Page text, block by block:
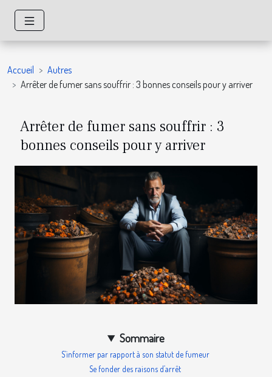
Accueil
Autres
Arrêter de fumer sans souffrir : 3 bonnes conseils pour y arriver
Arrêter de fumer sans souffrir : 3
bonnes conseils pour y arriver
Sommaire
S’informer par rapport à son statut de fumeur
Se fonder des raisons d’arrêt